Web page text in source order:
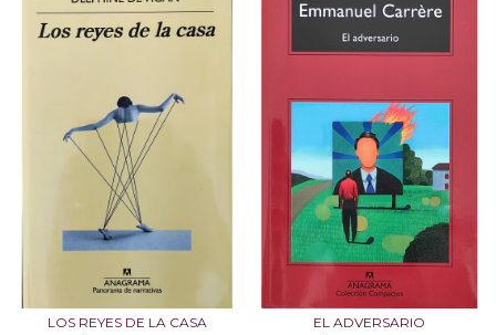
LOS REYES DE LA CASA EL ADVERSARIO